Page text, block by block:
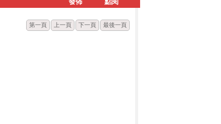
第一頁 上一頁 下一頁 最後一頁